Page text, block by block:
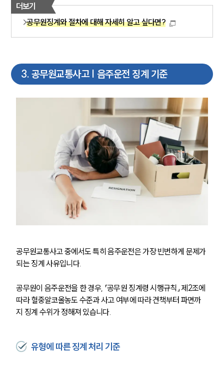
더보기
공무원징계와 절차에 대해 자세히 알고 싶다면?
3. 공무원교통사고 | 음주운전 징계 기준
공무원교통사고 중에서도 특히 음주운전은 가장 빈번하게 문제가
되는 징계 사유입니다.
공무원이 음주운전을 한 경우, 「공무원 징계령 시행규칙」 제2조에
따라 혈중알코올농도 수준과 사고 여부에 따라 견책부터 파면까
지 징계 수위가 정해져 있습니다.
유형에 따른 징계 처리 기준